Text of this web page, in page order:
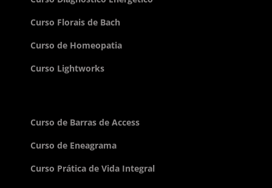
Curso Florais de Bach
Curso de Homeopatia
Curso Lightworks
Curso de Barras de Access
Curso de Eneagrama
Curso Prática de Vida Integral